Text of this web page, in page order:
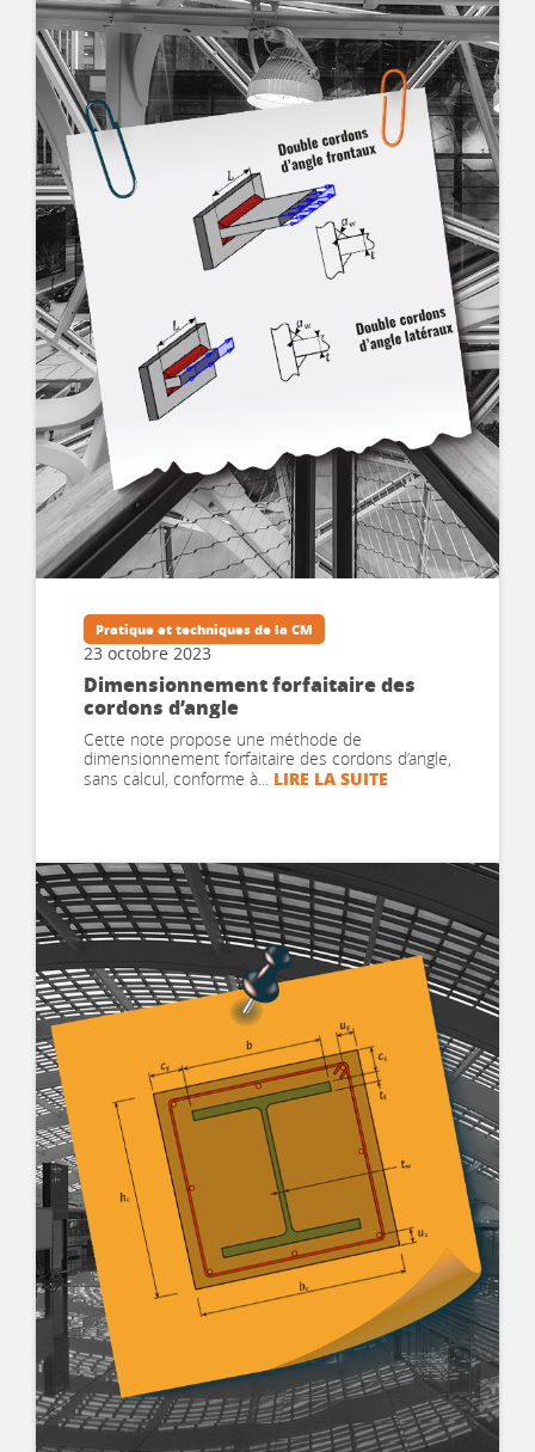
Pratique et techniques de la CM
23 octobre 2023
Dimensionnement forfaitaire des
cordons d’angle
Cette note propose une méthode de
dimensionnement forfaitaire des cordons d’angle,
sans calcul, conforme à... LIRE LA SUITE